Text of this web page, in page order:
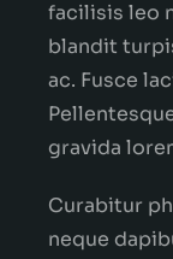
facilisis leo
blandit
ac. Fusce
gravida
Curabitur
neque